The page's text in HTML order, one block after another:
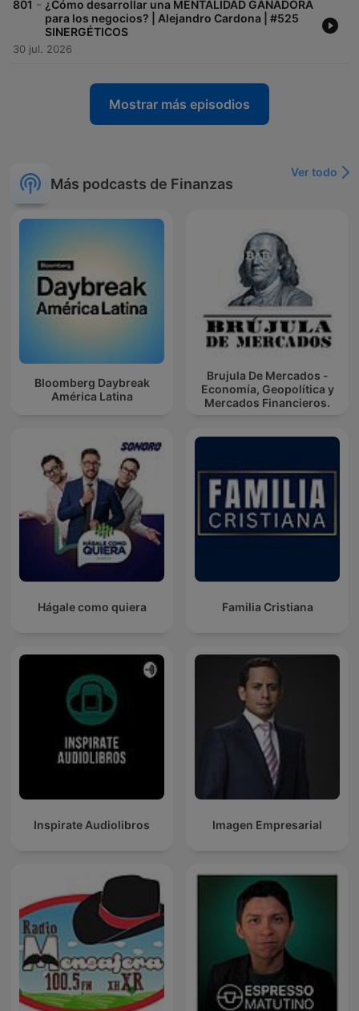
801 - ¿Cómo desarrollar una MENTALIDAD GANADORA
para los negocios? | Alejandro Cardona | #525
SINERGÉTICOS
30 jul. 2026
Mostrar más episodios
Más podcasts de Finanzas
Ver todo
Bloomberg Daybreak
América Latina
Brujula De Mercados -
Economía, Geopolítica y
Mercados Financieros.
Hágale como quiera Familia Cristiana
Inspirate Audiolibros Imagen Empresarial